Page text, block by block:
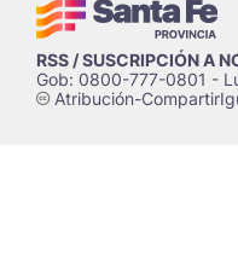
RSS / SUSCRIPCIÓN A
Gob: 0800-777-0801 -
cAtribución-